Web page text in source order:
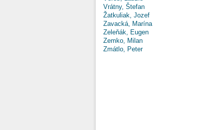
Vrátny, Štefan
Žatkuliak, Jozef
Zavacká, Marína
Zeleňák, Eugen
Zemko, Milan
Zmátlo, Peter